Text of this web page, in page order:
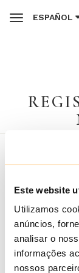
Este website
Utilizamos
anúncios,
analisar o
informações
nossos
ToggleESPAÑOL